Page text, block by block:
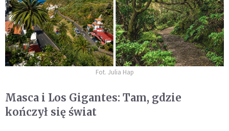
Fot. Julia Hap
Masca i Los Gigantes: Tam, gdzie
kończył się świat